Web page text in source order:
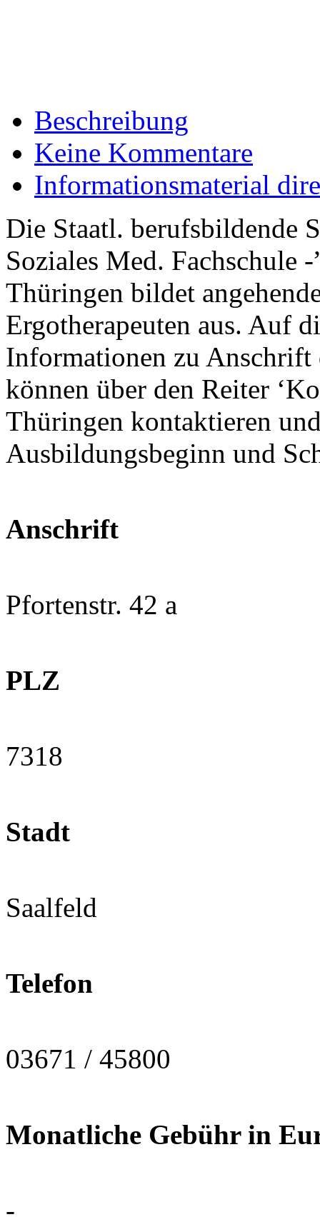
Beschreibung
Keine Kommentare
Informationsmaterial
Die Staatl. berufsbildende
Soziales Med. Fachschule
Thüringen bildet
Ergotherapeuten aus. Auf
Informationen zu Anschrift
können über den Reiter
Thüringen kontaktieren
Ausbildungsbeginn und
Anschrift
Pfortenstr. 42 a
PLZ
7318
Stadt
Saalfeld
Telefon
03671 / 45800
Monatliche Gebühr in
-